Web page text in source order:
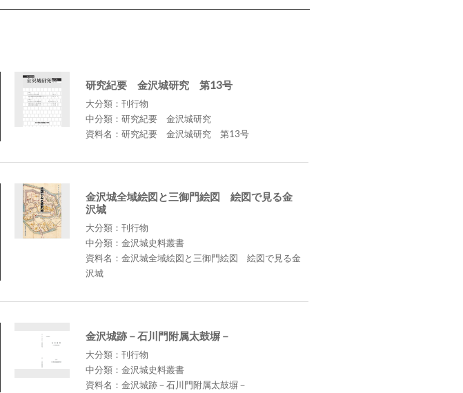
研究紀要 金沢城研究 第13号
大分類：刊行物
中分類：研究紀要 金沢城研究
資料名：研究紀要 金沢城研究 第13号
金沢城全域絵図と三御門絵図 絵図で見る金
沢城
大分類：刊行物
中分類：金沢城史料叢書
資料名：金沢城全域絵図と三御門絵図 絵図で見る金
沢城
金沢城跡－石川門附属太鼓塀－
大分類：刊行物
中分類：金沢城史料叢書
資料名：金沢城跡－石川門附属太鼓塀－